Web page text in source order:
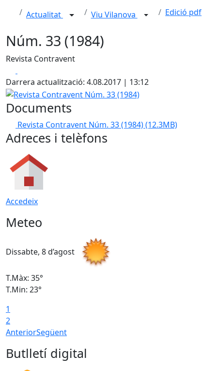
Actualitat Viu Vilanova Edició pdf
Núm. 33 (1984)
Revista Contravent
Darrera actualització: 4.08.2017 | 13:12
Revista Contravent Núm. 33 (1984)
Documents
Revista Contravent Núm. 33 (1984)(12.3MB)
Adreces i telèfons
Accedeix
Meteo
Dissabte, 8 d’agost
T.Màx: 35°
T.Min: 23°
1
2
AnteriorSegüent
Butlletí digital